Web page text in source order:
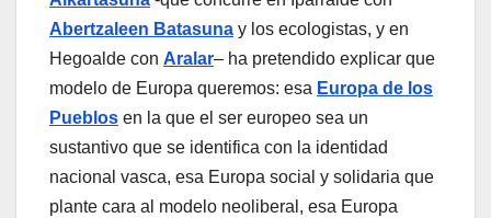
Abertzaleen Batasuna y los ecologistas, y en
Hegoalde con Aralar– ha pretendido explicar que
modelo de Europa queremos: esa Europa de los
Pueblos en la que el ser europeo sea un
sustantivo que se identifica con la identidad
nacional vasca, esa Europa social y solidaria que
plante cara al modelo neoliberal, esa Europa